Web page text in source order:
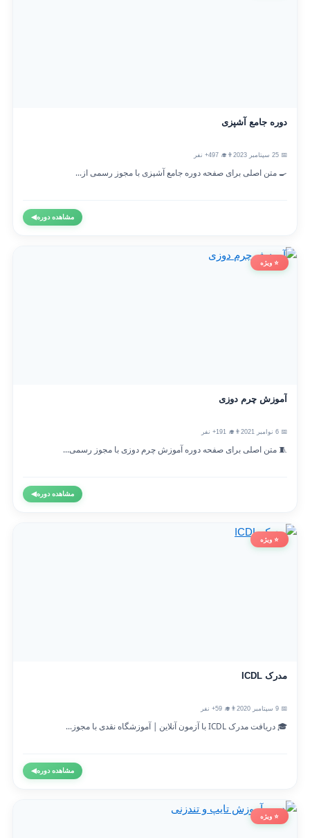
دوره جامع آشپزی
👨‍🎓 497+ نفر
🍳 متن اصلی برای صفحه دوره جامع آشپزی با مجوز رسمی از...
مشاهده دوره◀
⭐ ویژه
آموزش چرم دوزی
👨‍🎓 191+ نفر
🧵 متن اصلی برای صفحه دوره آموزش چرم دوزی با مجوز رسمی...
مشاهده دوره◀
⭐ ویژه
مدرک ICDL
👨‍🎓 59+ نفر
🎓 دریافت مدرک ICDL با آزمون آنلاین | آموزشگاه نقدی با مجوز...
مشاهده دوره◀
⭐ ویژه